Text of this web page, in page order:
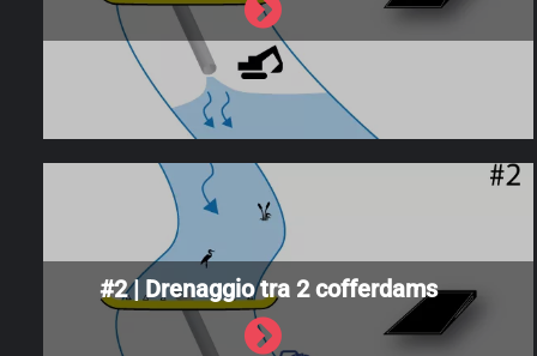
#2 | Drenaggio tra 2 cofferdams